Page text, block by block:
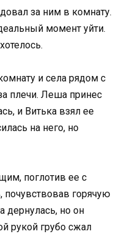
за ним в комнату.
момент уйти.
и села рядом с
плечи. Леша принес
и Витька взял ее
на него, но
поглотив ее с
почувствовав горячую
дернулась, но он
рукой грубо сжал